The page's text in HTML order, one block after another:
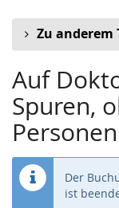
Zu anderem
Auf
Spuren,
Der
ist